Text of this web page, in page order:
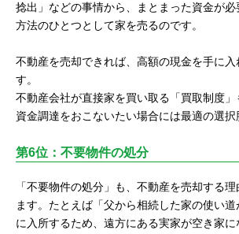
捻出」などの事情から、まとまった資金が
方法のひとつとして家を売るのです。
不動産を売却できれば、高額の現金を手に入
す。
不動産会社が直接家を買い取る「買取制度
資金調達をおこないたい場合には最適の選択
第6位：不要物件の処分
「不要物件の処分」も、不動産を売却する
ます。たとえば「父から相続した家の使い
に入所するため、遠方にある実家が空き家